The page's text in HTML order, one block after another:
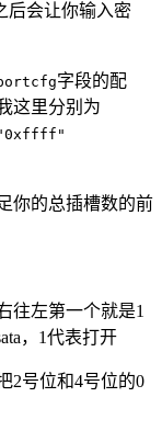
后会让你输入密
字段的配
这里分别为
你的总插槽数的前
往左第一个就是1
，1代表打开
2号位和4号位的0